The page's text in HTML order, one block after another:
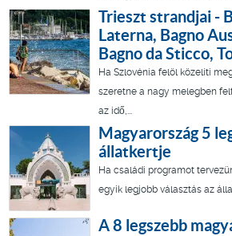
Trieszt strandjai -
Laterna, Bagno
Bagno da Sticco,
Ha Szlovénia felöl közelíti
szeretne a nagy melegben
az idő,...
Magyarország 5
állatkertje
Ha családi programot
egyik legjobb választás az
A 8 legszebb